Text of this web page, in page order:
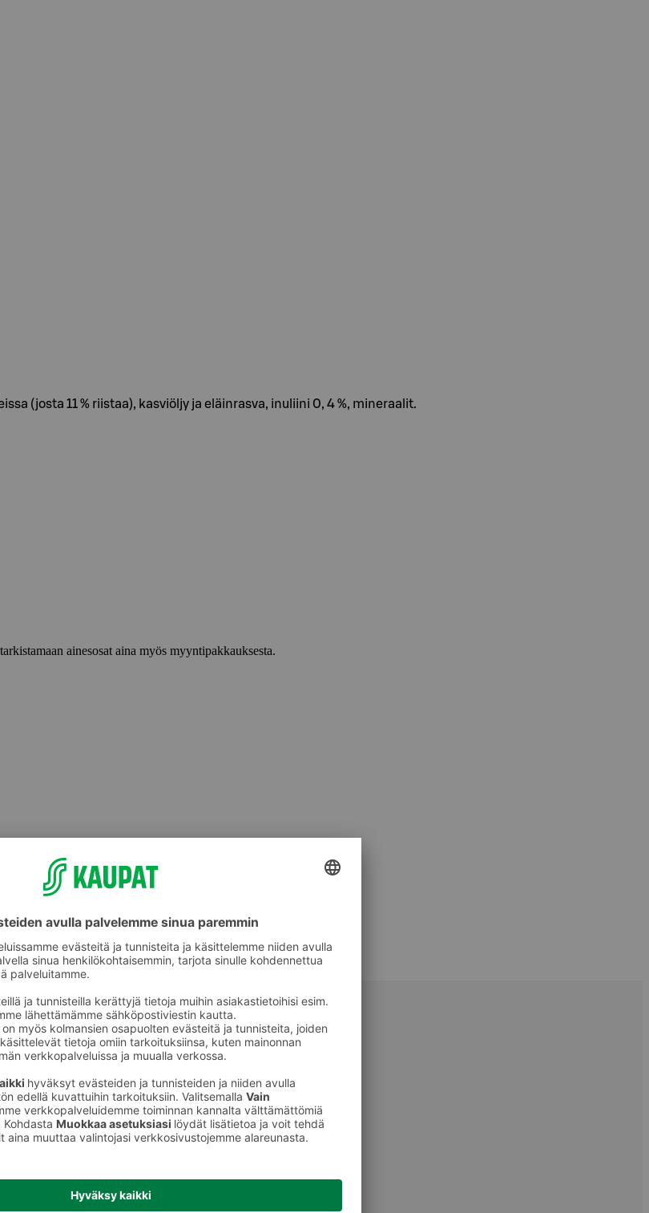
(josta 11 % riistaa), kasviöljy ja eläinrasva, inuliini 0, 4 %, mineraalit.
ainesosat aina myös myyntipakkauksesta.